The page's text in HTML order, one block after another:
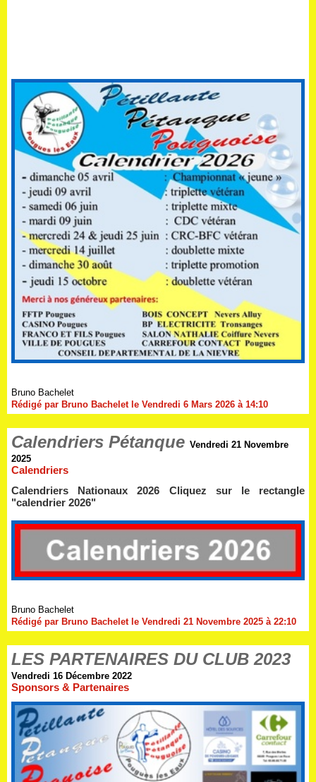
Bruno Bachelet
Rédigé par Bruno Bachelet le Vendredi 6 Mars 2026 à 14:10
Calendriers Pétanque Vendredi 21 Novembre
2025
Calendriers
Calendriers Nationaux 2026 Cliquez sur le rectangle
"calendrier 2026"
Bruno Bachelet
Rédigé par Bruno Bachelet le Vendredi 21 Novembre 2025 à 22:10
LES PARTENAIRES DU CLUB 2023
Vendredi 16 Décembre 2022
Sponsors & Partenaires